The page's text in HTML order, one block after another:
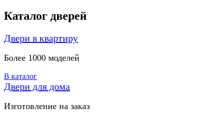
Каталог дверей
Двери в квартиру
Более 1000 моделей
В каталог
Двери для дома
Изготовление на заказ